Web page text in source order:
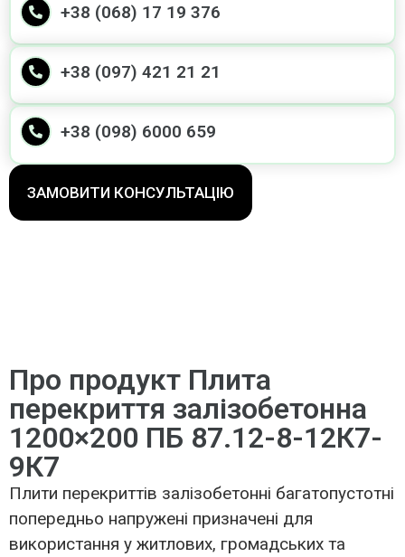
+38 (068) 17 19 376
+38 (097) 421 21 21
+38 (098) 6000 659
ЗАМОВИТИ КОНСУЛЬТАЦІЮ
Про продукт Плита
перекриття залізобетонна
1200×200 ПБ 87.12-8-12К7-
9К7
Плити перекриттів залізобетонні багатопустотні
попередньо напружені призначені для
використання у житлових, громадських та